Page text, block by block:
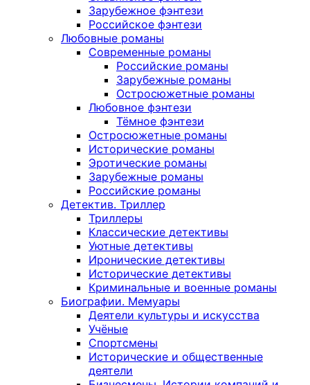
Зарубежное фэнтези
Российское фэнтези
Любовные романы
Современные романы
Российские романы
Зарубежные романы
Остросюжетные романы
Любовное фэнтези
Тёмное фэнтези
Остросюжетные романы
Исторические романы
Эротические романы
Зарубежные романы
Российские романы
Детектив. Триллер
Триллеры
Классические детективы
Уютные детективы
Иронические детективы
Исторические детективы
Криминальные и военные романы
Биографии. Мемуары
Деятели культуры и искусства
Учёные
Спортсмены
Исторические и общественные
деятели